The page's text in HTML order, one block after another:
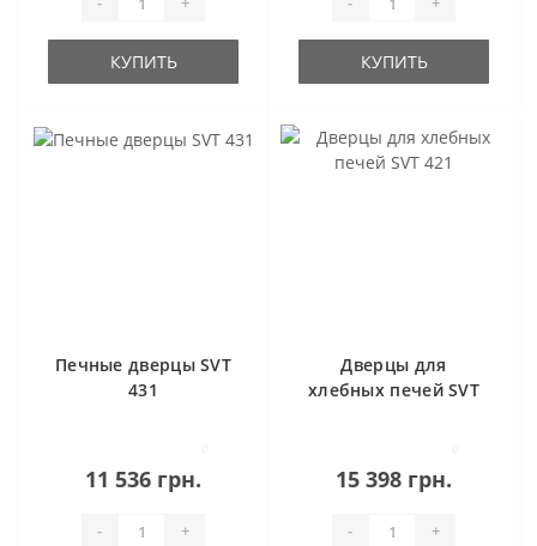
КУПИТЬ КУПИТЬ
Печные дверцы SVT
431
11 536 грн.
- +
Дверцы для
хлебных печей SVT
15 398 грн.
- +